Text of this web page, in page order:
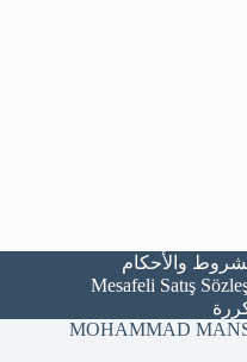
والأحكام​
Mesafeli Satış
MOHAMMAD